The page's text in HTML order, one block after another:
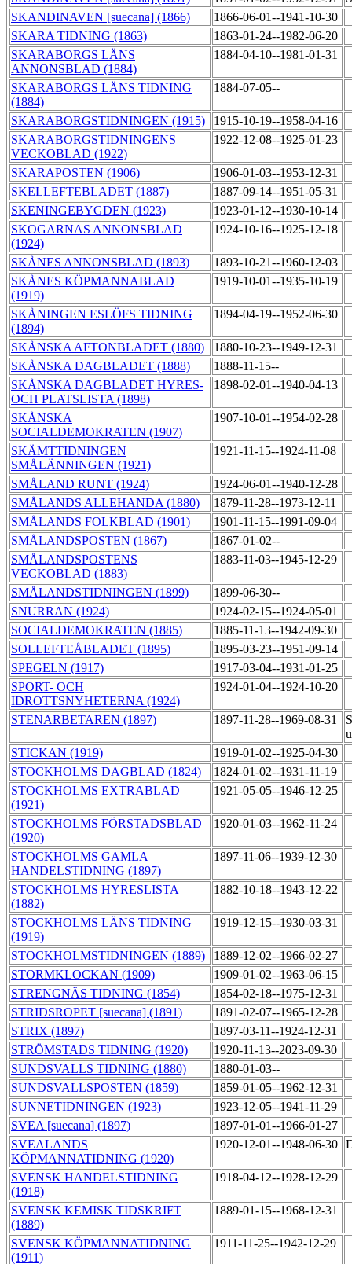
SKANDINAVEN [suecana] (1866)
1866-06-01--1941-10-30
SKARA TIDNING (1863)
1863-01-24--1982-06-20
SKARABORGS LÄNS
ANNONSBLAD (1884)
1884-04-10--1981-01-31
SKARABORGS LÄNS TIDNING
(1884)
1884-07-05--
SKARABORGSTIDNINGEN (1915)
1915-10-19--1958-04-16
SKARABORGSTIDNINGENS
VECKOBLAD (1922)
1922-12-08--1925-01-23
SKARAPOSTEN (1906)
1906-01-03--1953-12-31
SKELLEFTEBLADET (1887)
1887-09-14--1951-05-31
SKENINGEBYGDEN (1923)
1923-01-12--1930-10-14
SKOGARNAS ANNONSBLAD
(1924)
1924-10-16--1925-12-18
SKÅNES ANNONSBLAD (1893)
1893-10-21--1960-12-03
SKÅNES KÖPMANNABLAD
(1919)
1919-10-01--1935-10-19
SKÅNINGEN ESLÖFS TIDNING
(1894)
1894-04-19--1952-06-30
SKÅNSKA AFTONBLADET (1880)
1880-10-23--1949-12-31
SKÅNSKA DAGBLADET (1888)
1888-11-15--
SKÅNSKA DAGBLADET HYRES-
OCH PLATSLISTA (1898)
1898-02-01--1940-04-13
SKÅNSKA
SOCIALDEMOKRATEN (1907)
1907-10-01--1954-02-28
SKÄMTTIDNINGEN
SMÅLÄNNINGEN (1921)
1921-11-15--1924-11-08
SMÅLAND RUNT (1924)
1924-06-01--1940-12-28
SMÅLANDS ALLEHANDA (1880)
1879-11-28--1973-12-11
SMÅLANDS FOLKBLAD (1901)
1901-11-15--1991-09-04
SMÅLANDSPOSTEN (1867)
1867-01-02--
SMÅLANDSPOSTENS
VECKOBLAD (1883)
1883-11-03--1945-12-29
SMÅLANDSTIDNINGEN (1899)
1899-06-30--
SNURRAN (1924)
1924-02-15--1924-05-01
SOCIALDEMOKRATEN (1885)
1885-11-13--1942-09-30
SOLLEFTEÅBLADET (1895)
1895-03-23--1951-09-14
SPEGELN (1917)
1917-03-04--1931-01-25
SPORT- OCH
IDROTTSNYHETERNA (1924)
1924-01-04--1924-10-20
STENARBETAREN (1897) 1897-11-28--1969-08-31
STICKAN (1919)
1919-01-02--1925-04-30
STOCKHOLMS DAGBLAD (1824)
1824-01-02--1931-11-19
STOCKHOLMS EXTRABLAD
(1921)
1921-05-05--1946-12-25
STOCKHOLMS FÖRSTADSBLAD
(1920)
1920-01-03--1962-11-24
STOCKHOLMS GAMLA
HANDELSTIDNING (1897)
1897-11-06--1939-12-30
STOCKHOLMS HYRESLISTA
(1882)
1882-10-18--1943-12-22
STOCKHOLMS LÄNS TIDNING
(1919)
1919-12-15--1930-03-31
STOCKHOLMSTIDNINGEN (1889)
1889-12-02--1966-02-27
STORMKLOCKAN (1909)
1909-01-02--1963-06-15
STRENGNÄS TIDNING (1854)
1854-02-18--1975-12-31
STRIDSROPET [suecana] (1891)
1891-02-07--1965-12-28
STRIX (1897)
1897-03-11--1924-12-31
STRÖMSTADS TIDNING (1920)
1920-11-13--2023-09-30
SUNDSVALLS TIDNING (1880)
1880-01-03--
SUNDSVALLSPOSTEN (1859)
1859-01-05--1962-12-31
SUNNETIDNINGEN (1923)
1923-12-05--1941-11-29
SVEA [suecana] (1897)
1897-01-01--1966-01-27
SVEALANDS
KÖPMANNATIDNING (1920)
1920-12-01--1948-06-30
SVENSK HANDELSTIDNING
(1918)
1918-04-12--1928-12-29
SVENSK KEMISK TIDSKRIFT
(1889)
1889-01-15--1968-12-31
SVENSK KÖPMANNATIDNING
(1911)
1911-11-25--1942-12-29